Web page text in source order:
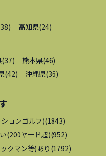
38) 高知県(24)
(37) 熊本県(46)
(42) 沖縄県(36)
ョンゴルフ)(1843)
(200ヤード超)(952)
クマン等)あり (1792)